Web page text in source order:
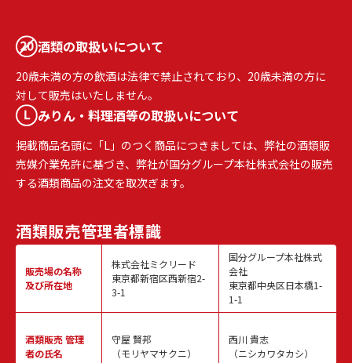
酒類の取扱いについて
20歳未満の方の飲酒は法律で禁止されており、20歳未満の方に
対して販売はいたしません。
みりん・料理酒等の取扱いについて
掲載商品名頭に「L」のつく商品につきましては、弊社の酒類販
売媒介業免許に基づき、弊社が国分グループ本社株式会社の販売
する酒類商品の注文を取次ぎます。
酒類販売管理者標識
販売場の名称
及び所在地
酒類販売管理
者の氏名
株式会社ミクリード
東京都新宿区西新宿2-
3-1
守屋 賢邦
（モリヤマサクニ）
国分グループ本社株式
会社
東京都中央区日本橋1-
1-1
西川 貴志
（ニシカワタカシ）